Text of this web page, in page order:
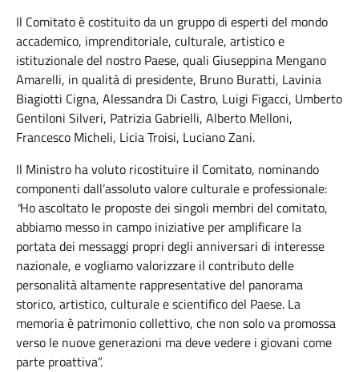
Il Comitato è costituito da un gruppo di esperti del mondo
accademico, imprenditoriale, culturale, artistico e
istituzionale del nostro Paese, quali Giuseppina Mengano
Amarelli, in qualità di presidente, Bruno Buratti, Lavinia
Biagiotti Cigna, Alessandra Di Castro, Luigi Figacci, Umberto
Gentiloni Silveri, Patrizia Gabrielli, Alberto Melloni,
Francesco Micheli, Licia Troisi, Luciano Zani.
Il Ministro ha voluto ricostituire il Comitato, nominando
componenti dall’assoluto valore culturale e professionale:
“Ho ascoltato le proposte dei singoli membri del comitato,
abbiamo messo in campo iniziative per amplificare la
portata dei messaggi propri degli anniversari di interesse
nazionale, e vogliamo valorizzare il contributo delle
personalità altamente rappresentative del panorama
storico, artistico, culturale e scientifico del Paese. La
memoria è patrimonio collettivo, che non solo va promossa
verso le nuove generazioni ma deve vedere i giovani come
parte proattiva”.